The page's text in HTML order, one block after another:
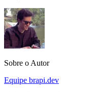
Sobre o Autor
Equipe brapi.dev